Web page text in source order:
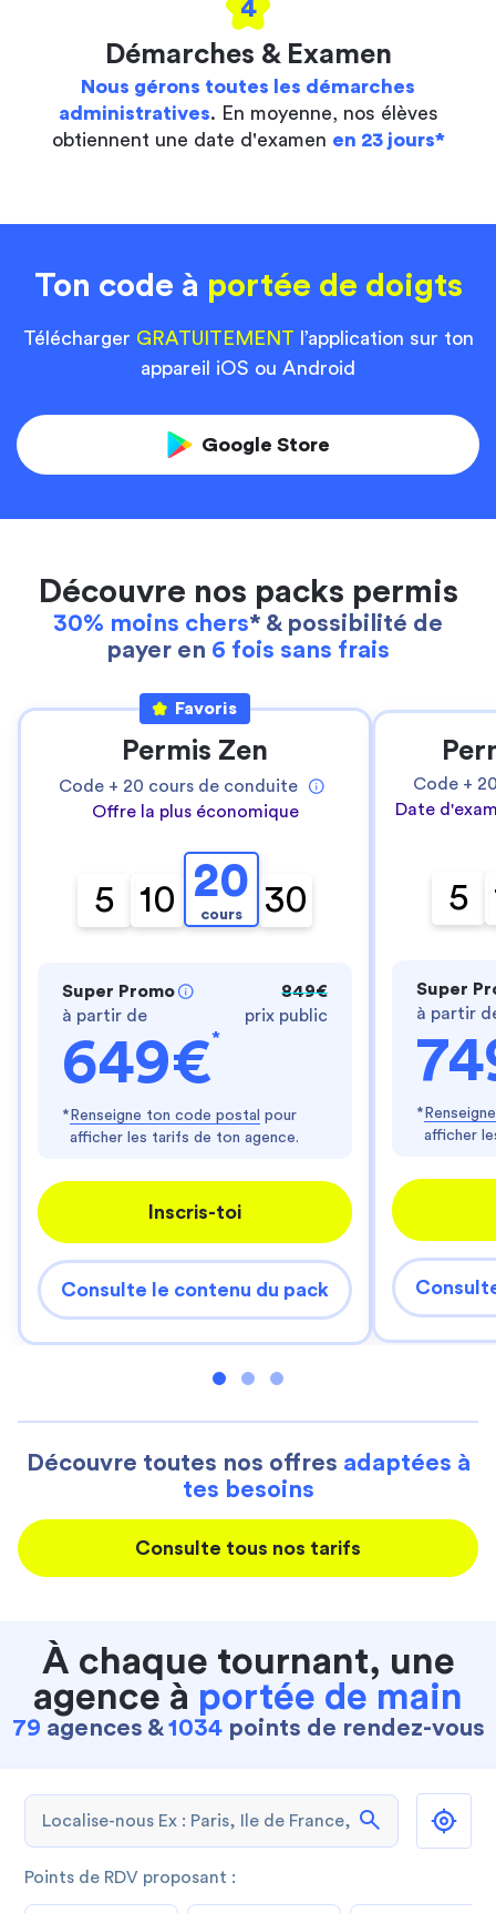
4
Démarches & Examen
Nous gérons toutes les démarches
administratives. En moyenne, nos élèves
obtiennent une date d'examen en 23 jours*
Ton code à portée de doigts
Télécharger GRATUITEMENT l’application sur ton
appareil iOS ou Android
Google Store
Découvre nos packs permis
30% moins chers* & possibilité de
payer en 6 fois sans frais
Favoris
Permis Zen
Code + 20 cours de conduite
Offre la plus économique
5 10 20
cours 30
Super Promo
à partir de
649€*
849€
prix public
* Renseigne ton code postal pour
afficher les tarifs de ton agence.
Inscris-toi
Consulte le contenu du pack
Code +
Date
5
Super
à partir
*
afficher
Découvre toutes nos offres adaptées à
tes besoins
Consulte tous nos tarifs
À chaque tournant, une
agence à portée de main
79 agences &1034points de rendez-vous
search
Points de RDV proposant :